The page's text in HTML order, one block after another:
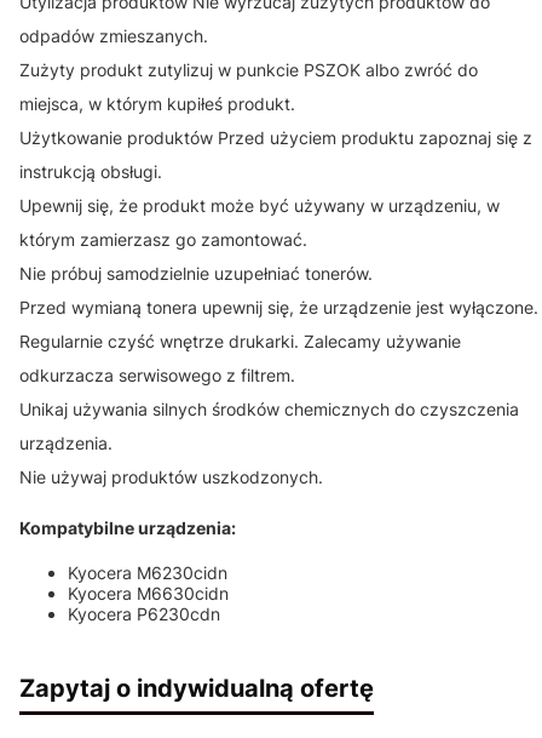
odpadów zmieszanych.
Zużyty produkt zutylizuj w punkcie PSZOK albo zwróć do
miejsca, w którym kupiłeś produkt.
Użytkowanie produktów Przed użyciem produktu zapoznaj się z
instrukcją obsługi.
Upewnij się, że produkt może być używany w urządzeniu, w
którym zamierzasz go zamontować.
Nie próbuj samodzielnie uzupełniać tonerów.
Przed wymianą tonera upewnij się, że urządzenie jest wyłączone.
Regularnie czyść wnętrze drukarki. Zalecamy używanie
odkurzacza serwisowego z filtrem.
Unikaj używania silnych środków chemicznych do czyszczenia
urządzenia.
Nie używaj produktów uszkodzonych.
Kompatybilne urządzenia:
Kyocera M6230cidn
Kyocera M6630cidn
Kyocera P6230cdn
Zapytaj o indywidualną ofertę